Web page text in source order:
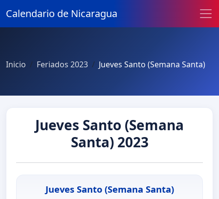
Calendario de Nicaragua
Inicio Feriados 2023 Jueves Santo (Semana Santa)
Jueves Santo (Semana
Santa) 2023
Jueves Santo (Semana Santa)